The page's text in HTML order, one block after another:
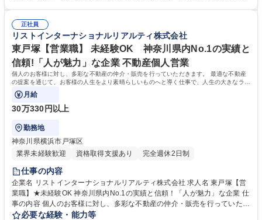
経験OK 神奈川県内No.1の実績と信頼！「人が魅力」な企業
均残業時間24時間程度など就業環境も強みとしており、従業員満足度の非
常に高い会社です。 学歴・資格 学歴：大学院 大学 高専 短大 専修学校 高
校 語学力： 資格：
正社員
リストインターナショナルリアルティ株式会社
東戸塚【営業職】 未経験OK 神奈川県内No.1の実績と
信頼!「人が魅力」な企業 不動産個人営業
個人のお客様に対し、多彩な不動産の仲介・販売を行っていただきます。 最適な不動産
の提案を通じて、お客様の人生をより素晴らしいものへと導く仕事で、人生の大きなライ
フイベントに携わることができます。
月給
30万330円以上
勤務地
神奈川県横浜市戸塚区
業界未経験歓迎
資格取得支援あり 完全週休2日制
仕事の内容
企業名 リストインターナショナルリアルティ株式会社 求人名 東戸塚【営
業職】★未経験OK 神奈川県内No.1の実績と信頼！「人が魅力」な企業 仕
事の内容 個人のお客様に対し、多彩な不動産の仲介・販売を行っていただ
きます。 最適な不動産の提案を通じて、お客様の人生をより素晴らしいも
必要な経験・能力等